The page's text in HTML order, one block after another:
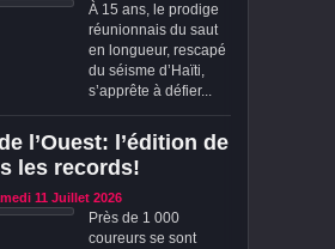
À 15 ans, le prodige
réunionnais du saut
en longueur, rescapé
du séisme d’Haïti,
s’apprête à défier...
l’Ouest: l’édition de
les records!
11 Juillet 2026
Près de 1 000
coureurs se sont